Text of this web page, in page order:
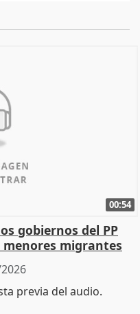
00:54
gobiernos del PP
migrantes